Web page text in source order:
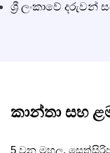
ශ්‍රී ලංකාවේ දරුවන්
කාන්තා සහ
5 වන මහල,